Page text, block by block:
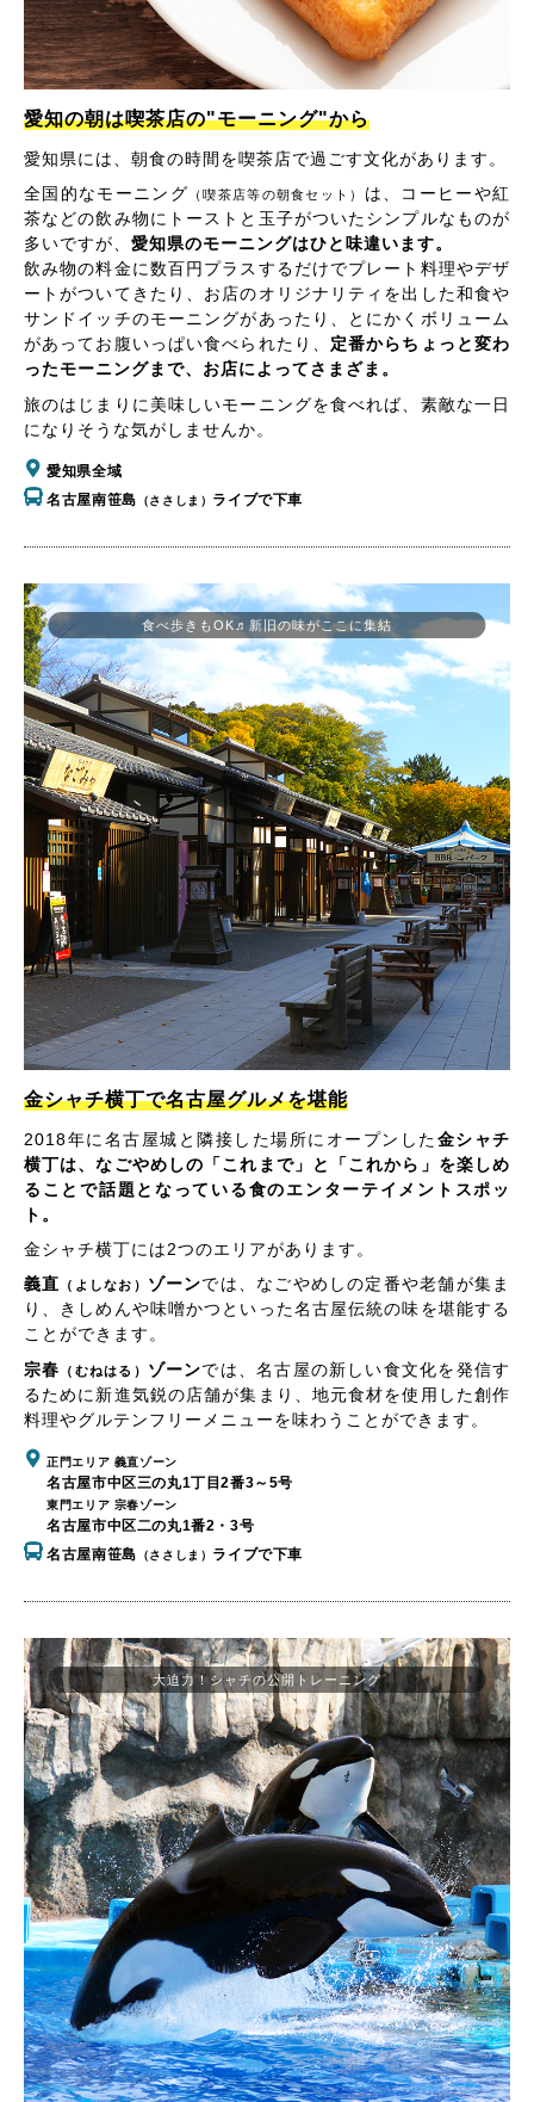
愛知の朝は喫茶店の"モーニング"から
愛知県には、朝食の時間を喫茶店で過ごす文化があります。
全国的なモーニング （喫茶店等の朝食セット）
は、コーヒーや紅
茶などの飲み物にトーストと玉子がついたシンプルなものが
多いですが、 愛知県のモーニングはひと味違います。
飲み物の料金に数百円プラスするだけでプレート料理やデザ
ートがついてきたり、お店のオリジナリティを出した和食や
サンドイッチのモーニングがあったり、とにかくボリューム
があってお腹いっぱい食べられたり、 定番からちょっと変わ
ったモーニングまで、お店によってさまざま。
旅のはじまりに美味しいモーニングを食べれば、素敵な一日
になりそうな気がしませんか。
愛知県全域
名古屋南笹島 （ささしま） ライブで下車
金シャチ横丁で名古屋グルメを堪能
2018年に名古屋城と隣接した場所にオープンした金シャチ
横丁は、なごやめしの「これまで」と「これから」を楽しめ
ることで話題となっている食のエンターテイメントスポッ
ト。
金シャチ横丁には2つのエリアがあります。
義直
（よしなお） ゾーンでは、なごやめしの定番や老舗が集ま
り、きしめんや味噌かつといった名古屋伝統の味を堪能する
ことができます。
宗春
（むねはる） ゾーンでは、名古屋の新しい食文化を発信す
るために新進気鋭の店舗が集まり、地元食材を使用した創作
料理やグルテンフリーメニューを味わうことができます。
正門エリア 義直ゾーン
名古屋市中区三の丸1丁目2番3～5号
東門エリア 宗春ゾーン
名古屋市中区二の丸1番2・3号
名古屋南笹島 （ささしま） ライブで下車
食べ歩きもOK♬新旧の味がここに集結
大迫力！シャチの公開トレーニング